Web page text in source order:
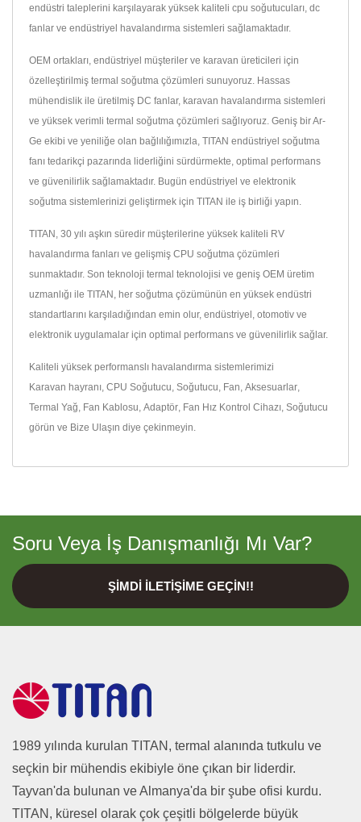
endüstri taleplerini karşılayarak yüksek kaliteli cpu soğutucuları, dc
fanlar ve endüstriyel havalandırma sistemleri sağlamaktadır.
OEM ortakları, endüstriyel müşteriler ve karavan üreticileri için
özelleştirilmiş termal soğutma çözümleri sunuyoruz. Hassas
mühendislik ile üretilmiş DC fanlar, karavan havalandırma sistemleri
ve yüksek verimli termal soğutma çözümleri sağlıyoruz. Geniş bir Ar-
Ge ekibi ve yeniliğe olan bağlılığımızla, TITAN endüstriyel soğutma
fanı tedarikçi pazarında liderliğini sürdürmekte, optimal performans
ve güvenilirlik sağlamaktadır. Bugün endüstriyel ve elektronik
soğutma sistemlerinizi geliştirmek için TITAN ile iş birliği yapın.
TITAN, 30 yılı aşkın süredir müşterilerine yüksek kaliteli RV
havalandırma fanları ve gelişmiş CPU soğutma çözümleri
sunmaktadır. Son teknoloji termal teknolojisi ve geniş OEM üretim
uzmanlığı ile TITAN, her soğutma çözümünün en yüksek endüstri
standartlarını karşıladığından emin olur, endüstriyel, otomotiv ve
elektronik uygulamalar için optimal performans ve güvenilirlik sağlar.
Kaliteli yüksek performanslı havalandırma sistemlerimizi
Karavan hayranı, CPU Soğutucu, Soğutucu, Fan, Aksesuarlar,
Termal Yağ, Fan Kablosu, Adaptör, Fan Hız Kontrol Cihazı, Soğutucu
görün ve Bize Ulaşın diye çekinmeyin.
Soru Veya İş Danışmanlığı Mı Var?
ŞIMDI İLETIŞIME GEÇIN!!
1989 yılında kurulan TITAN, termal alanında tutkulu ve
seçkin bir mühendis ekibiyle öne çıkan bir liderdir.
Tayvan'da bulunan ve Almanya'da bir şube ofisi kurdu.
TITAN, küresel olarak çok çeşitli bölgelerde büyük